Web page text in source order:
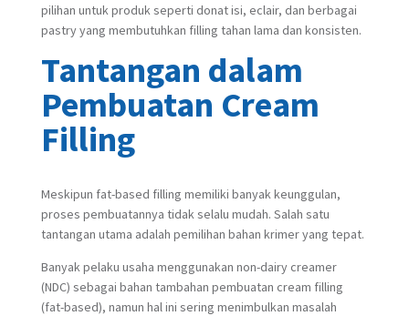
pilihan untuk produk seperti donat isi, eclair, dan berbagai
pastry yang membutuhkan filling tahan lama dan konsisten.
Tantangan dalam
Pembuatan Cream
Filling
Meskipun fat-based filling memiliki banyak keunggulan,
proses pembuatannya tidak selalu mudah. Salah satu
tantangan utama adalah pemilihan bahan krimer yang tepat.
Banyak pelaku usaha menggunakan non-dairy creamer
(NDC) sebagai bahan tambahan pembuatan cream filling
(fat-based), namun hal ini sering menimbulkan masalah